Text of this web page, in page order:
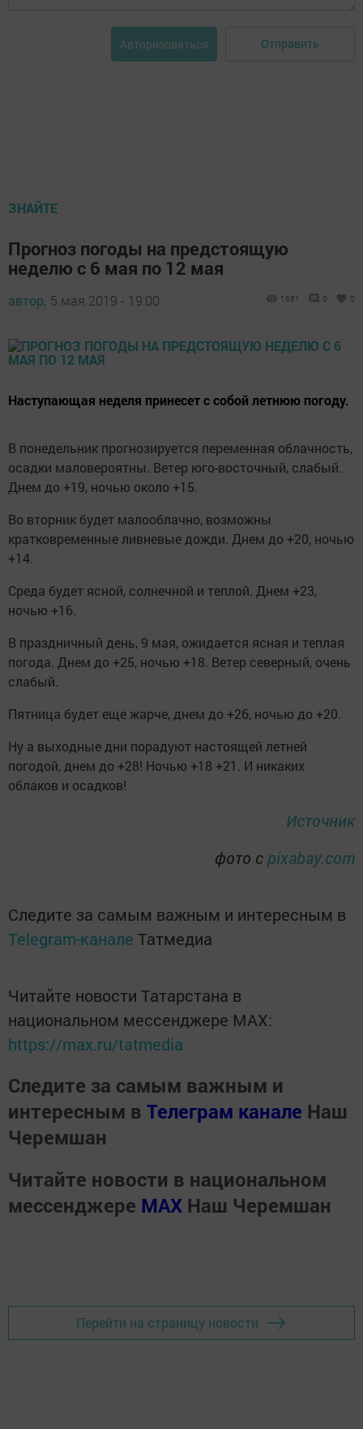
Авторизоваться Отправить
ЗНАЙТЕ
Прогноз погоды на предстоящую
неделю с 6 мая по 12 мая
автор, 5 мая 2019 - 19:00 1681 0 0
Наступающая неделя принесет с собой летнюю погоду.
В понедельник прогнозируется переменная облачность,
осадки маловероятны. Ветер юго-восточный, слабый.
Днем до +19, ночью около +15.
Во вторник будет малооблачно, возможны
кратковременные ливневые дожди. Днем до +20, ночью
+14.
Среда будет ясной, солнечной и теплой. Днем +23,
ночью +16.
В праздничный день, 9 мая, ожидается ясная и теплая
погода. Днем до +25, ночью +18. Ветер северный, очень
слабый.
Пятница будет еще жарче, днем до +26, ночью до +20.
Ну а выходные дни порадуют настоящей летней
погодой, днем до +28! Ночью +18 +21. И никаких
облаков и осадков!
Источник
фото с pixabay.com
Следите за самым важным и интересным в
Telegram-канале Татмедиа
Читайте новости Татарстана в
национальном мессенджере MАХ:
https://max.ru/tatmedia
Следите за самым важным и
интересным в Телеграм канале Наш
Черемшан
Читайте новости в национальном
мессенджере MАХ Наш Черемшан
Перейти на страницу новости